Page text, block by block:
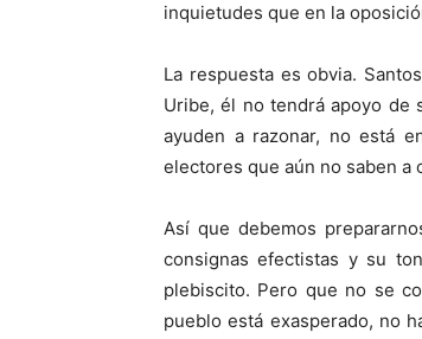
inquietudes que en la
La respuesta es obvia.
Uribe, él no tendrá apoyo de
ayuden a razonar, no está
electores que aún no saben a
Así que debemos
consignas efectistas y su
plebiscito. Pero que no se
pueblo está exasperado, no